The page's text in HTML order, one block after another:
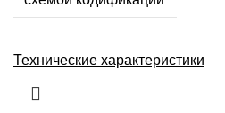
Технические характеристики